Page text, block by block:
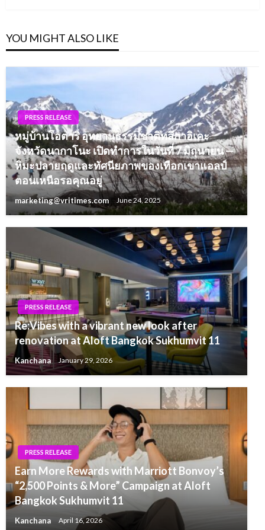
YOU MIGHT ALSO LIKE
PRESS RELEASE
หมู่บ้านโอตาริ อุทยานธรรมชาติทสึกาอิเคะ
จังหวัดนากาโนะ เปิดทำการในวันที่ 7 มิถุนายน —
หิมะปลายฤดูและทัศนียภาพของเทือกเขาแอลป์
ตอนเหนือรอคุณอยู่
marketing@vritimes.com June 24, 2025
PRESS RELEASE
Re:Vibes with a vibrant new look after
renovation at Aloft Bangkok Sukhumvit 11
Kanchana January 29, 2026
PRESS RELEASE
Earn More Rewards with Marriott Bonvoy’s
“2,500 Points & More” Campaign at Aloft
Bangkok Sukhumvit 11
Kanchana April 16, 2026